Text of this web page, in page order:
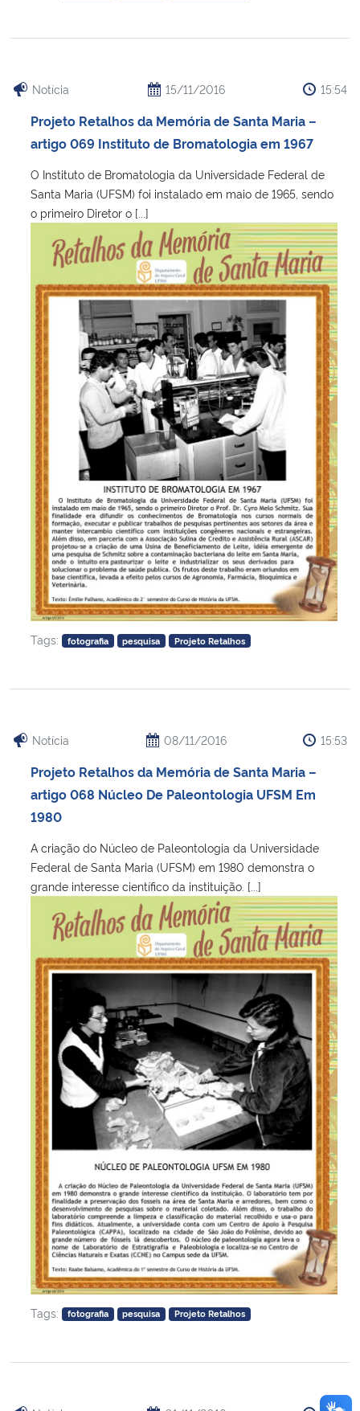
Notícia 15/11/2016 15:54
Projeto Retalhos da Memória de Santa Maria –
artigo 069 Instituto de Bromatologia em 1967
O Instituto de Bromatologia da Universidade Federal de
Santa Maria (UFSM) foi instalado em maio de 1965, sendo
o primeiro Diretor o [...]
Tags: fotografia pesquisa Projeto Retalhos
Notícia 08/11/2016 15:53
Projeto Retalhos da Memória de Santa Maria –
artigo 068 Núcleo De Paleontologia UFSM Em
1980
A criação do Núcleo de Paleontologia da Universidade
Federal de Santa Maria (UFSM) em 1980 demonstra o
grande interesse científico da instituição. [...]
Tags: fotografia pesquisa Projeto Retalhos